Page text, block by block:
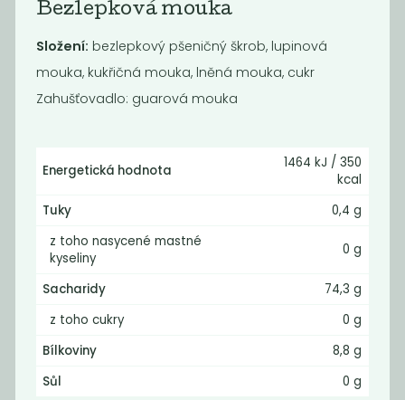
45Kč/ Kg 25
Mouka pšeničná
polohrubá
25Kč/ Kg
Bezlepková mouka
Složení: bezlepkový pšeničný škrob, lupinová
mouka, kukřičná mouka, lněná mouka, cukr
Zahušťovadlo: guarová mouka
Energetická hodnota
1464 kJ / 350
kcal
Tuky
0,4 g
z toho nasycené mastné
kyseliny
0 g
Sacharidy
74,3 g
z toho cukry
0 g
Bílkoviny
8,8 g
Sůl
0 g